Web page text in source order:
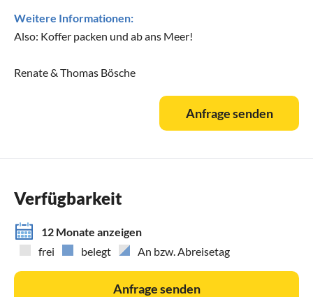
Weitere Informationen:
Also: Koffer packen und ab ans Meer!
Renate & Thomas Bösche
Anfrage senden
Verfügbarkeit
12 Monate anzeigen
frei
belegt An bzw. Abreisetag
Anfrage senden